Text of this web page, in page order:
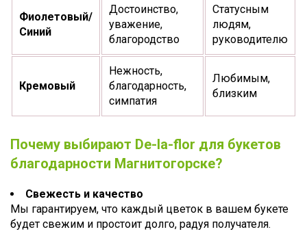
Фиолетовый/
Синий
Достоинство,
уважение,
благородство
Статусным
людям,
руководителю
Кремовый
Нежность,
благодарность,
симпатия
Любимым,
близким
Почему выбирают De-la-flor для букетов
благодарности Магнитогорске?
Свежесть и качество
Мы гарантируем, что каждый цветок в вашем букете
будет свежим и простоит долго, радуя получателя.